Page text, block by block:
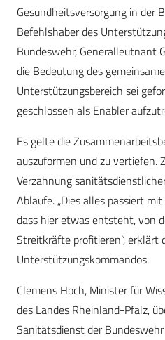
Gesundheitsversorgung in der
Befehlshaber des
Bundeswehr, Generalleutnant
die Bedeutung des
Unterstützungsbereich sei
geschlossen als Enabler
Es gelte die
auszuformen und zu vertiefen.
Verzahnung
Abläufe. „Dies alles passiert
dass hier etwas entsteht, von
Streitkräfte profitieren“, erklärt
Unterstützungskommandos.
Clemens Hoch, Minister für
des Landes Rheinland-Pfalz,
Sanitätsdienst der